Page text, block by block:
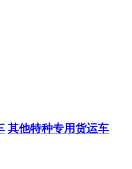
其他特种专用货运车